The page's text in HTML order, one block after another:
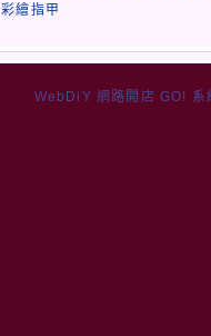
彩繪指甲
WebDiY 網路開店 GO! 系